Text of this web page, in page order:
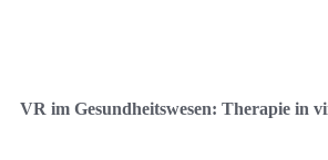
VR im Gesundheitswesen: Therapie in